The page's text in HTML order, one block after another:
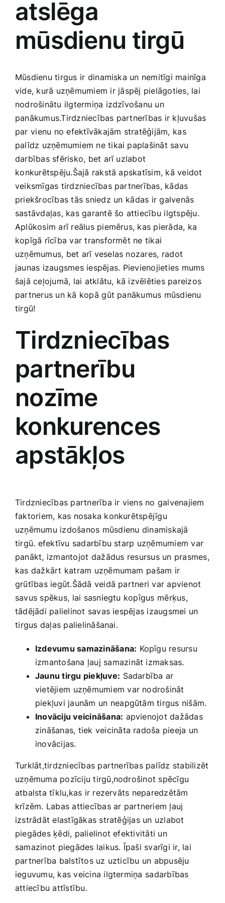
Medicīnas preces
Mobilie telefoni, planšetdatori
Pārtikas preces
Preces birojam
Preces pieaugušajiem
Rotaļlietas, bērnu preces
Smaržas, kosmētika
Sports, tūrisms un atpūta
TV un Sadzīves tehnika
Zoo preces
atslēga
mūsdienu tirgū
Mūsdienu tirgus ⁢ir dinamiska un nemitīgi‌ mainīga
vide, ​kurā uzņēmumiem ir⁤ jāspēj pielāgoties, lai
nodrošinātu ilgtermiņa izdzīvošanu un
panākumus.Tirdzniecības partnerības ir ‌kļuvušas
par ⁢vienu no efektīvākajām stratēģijām,⁢ kas
palīdz uzņēmumiem ne ‍tikai paplašināt savu
darbības sfērisko,‍ bet arī uzlabot
⁣konkurētspēju.Šajā rakstā apskatīsim, kā veidot
veiksmīgas tirdzniecības partnerības, kādas
priekšrocības tās sniedz ⁢un ⁤kādas ir galvenās
sastāvdaļas, kas garantē šo attiecību ⁢ilgtspēju.
Aplūkosim arī reālus ‌piemērus, kas pierāda, ka
kopīgā rīcība var transformēt ne tikai
uzņēmumus, bet arī veselas nozares,⁤ radot
jaunas izaugsmes iespējas.⁤ Pievienojieties mums
šajā‌ ceļojumā, lai atklātu, kā izvēlēties pareizos
partnerus un kā kopā⁢ gūt panākumus mūsdienu⁣
tirgū!
Tirdzniecības
partnerību
nozīme
konkurences
apstākļos
Tirdzniecības partnerība ir viens no galvenajiem
faktoriem, kas nosaka konkurētspējīgu
uzņēmumu izdošanos mūsdienu⁢ dinamiskajā
tirgū. efektīvu sadarbību starp uzņēmumiem var‍
panākt, ‍izmantojot ⁢dažādus⁤ resursus un prasmes,
‍kas dažkārt katram uzņēmumam⁣ pašam ir
grūtības iegūt.Šādā veidā partneri var apvienot
savus spēkus,⁣ lai sasniegtu kopīgus⁢ mērķus,
tādējādi palielinot savas iespējas ​izaugsmei un
⁤tirgus daļas palielināšanai.
Izdevumu samazināšana: Kopīgu resursu
izmantošana ļauj samazināt izmaksas.
Jaunu tirgu piekļuve: ⁤Sadarbība ar
vietējiem ⁤uzņēmumiem var nodrošināt
piekļuvi​ jaunām ⁢un neapgūtām tirgus nišām.
Inovāciju‌ veicināšana: apvienojot dažādas
zināšanas, tiek veicināta radoša pieeja un
inovācijas.
Turklāt,tirdzniecības partnerības palīdz stabilizēt
uzņēmuma pozīciju tirgū,nodrošinot spēcīgu
atbalsta tīklu,kas ir rezervāts neparedzētām
krīzēm. Labas attiecības ‌ar partneriem ļauj
izstrādāt elastīgākas stratēģijas un uzlabot
piegādes ķēdi, palielinot‍ efektivitāti un⁤
samazinot⁤ piegādes laikus. Īpaši svarīgi ir, lai
partnerība balstītos uz uzticību un abpusēju ​
ieguvumu, kas veicina ilgtermiņa⁤ sadarbības
attiecību attīstību.